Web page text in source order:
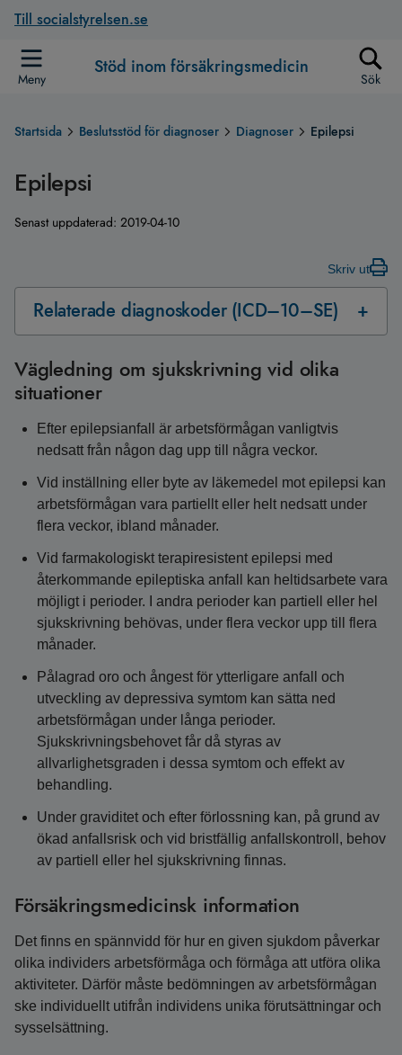
Till socialstyrelsen.se
Meny
Stöd inom försäkringsmedicin
Sök
Startsida Beslutsstöd för diagnoser Diagnoser Epilepsi
Epilepsi
Senast uppdaterad: 2019-04-10
Skriv ut
Relaterade diagnoskoder (ICD–10–SE)
Vägledning om sjukskrivning vid olika
situationer
Efter epilepsianfall är arbetsförmågan vanligtvis
nedsatt från någon dag upp till några veckor.
Vid inställning eller byte av läkemedel mot epilepsi kan
arbetsförmågan vara partiellt eller helt nedsatt under
flera veckor, ibland månader.
Vid farmakologiskt terapiresistent epilepsi med
återkommande epileptiska anfall kan heltidsarbete vara
möjligt i perioder. I andra perioder kan partiell eller hel
sjukskrivning behövas, under flera veckor upp till flera
månader.
Pålagrad oro och ångest för ytterligare anfall och
utveckling av depressiva symtom kan sätta ned
arbetsförmågan under långa perioder.
Sjukskrivningsbehovet får då styras av
allvarlighetsgraden i dessa symtom och effekt av
behandling.
Under graviditet och efter förlossning kan, på grund av
ökad anfallsrisk och vid bristfällig anfallskontroll, behov
av partiell eller hel sjukskrivning finnas.
Försäkringsmedicinsk information
Det finns en spännvidd för hur en given sjukdom påverkar
olika individers arbetsförmåga och förmåga att utföra olika
aktiviteter. Därför måste bedömningen av arbetsförmågan
ske individuellt utifrån individens unika förutsättningar och
sysselsättning.